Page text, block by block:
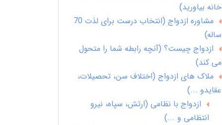
خانه بیاورید)
مشاوره ازدواج (انتخاب درست برای لذت 70
ساله)
ازدواج چیست؟ (آنچه رابطه شما را متحول
می کند)
ملاک های ازدواج (اختلاف سن، تحصیلات،
عقایدو ...)
ازدواج با نظامی (ارتش، سپاه، نیرو
انتظامی و ...)